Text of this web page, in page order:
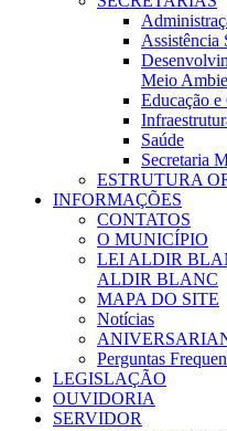
Assistência
Meio
Educação e
Saúde
Secretaria
ESTRUTURA
INFORMAÇÕES
CONTATOS
O MUNICÍPIO
LEI ALDIR
ALDIR BLANC
MAPA DO SITE
Notícias
Perguntas
LEGISLAÇÃO
OUVIDORIA
SERVIDOR